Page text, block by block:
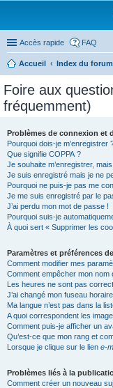
Accès rapide FAQ
Accueil
Index du forum
Foire aux
fréquemment)
Problèmes de connexion et
Pourquoi dois-je m’enregistrer
Que signifie COPPA ?
Je souhaite m’enregistrer,
Je suis enregistré mais je ne
Pourquoi ne puis-je pas me
Je me suis enregistré par le
J’ai perdu mon mot de passe !
Pourquoi suis-je
À quoi sert « Supprimer les
Paramètres et préférences
Comment modifier mes
Comment empêcher mon nom
Les heures ne sont pas
J’ai changé mon fuseau
Ma langue n’est pas dans la
A quoi correspondent les
Comment puis-je afficher un
Qu’est-ce que mon rang et
Lorsque je clique sur le lien e-
Problèmes liés à la
Comment créer un nouveau